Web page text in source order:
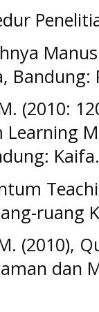
Bandung:
(2010:
Kaifa.
ruang
(2010),
dan